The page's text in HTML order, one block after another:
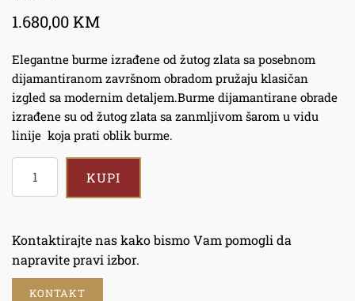
1.680,00 KM
Elegantne burme izrađene od žutog zlata sa posebnom
dijamantiranom završnom obradom pružaju klasičan
izgled sa modernim detaljem.Burme dijamantirane obrade
izrađene su od žutog zlata sa zanmljivom šarom u vidu
linije koja prati oblik burme.
KUPI
Kontaktirajte nas kako bismo Vam pomogli da
napravite pravi izbor.
KONTAKT